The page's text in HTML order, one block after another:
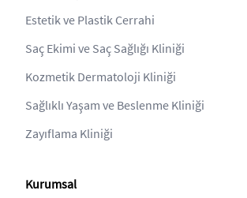
Estetik ve Plastik Cerrahi
Saç Ekimi ve Saç Sağlığı Kliniği
Kozmetik Dermatoloji Kliniği
Sağlıklı Yaşam ve Beslenme Kliniği
Zayıflama Kliniği
Kurumsal